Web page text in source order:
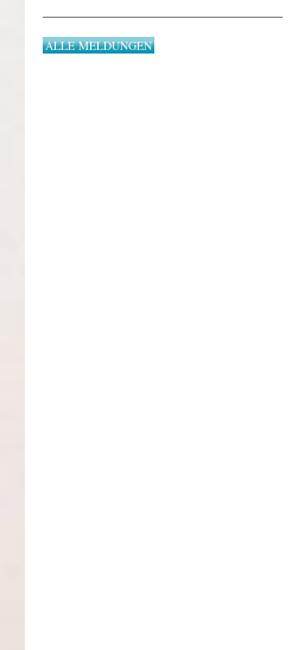
ALLE MELDUNGEN